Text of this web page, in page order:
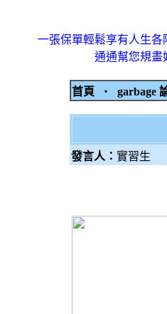
一張保單輕鬆享有人生各
通通幫您規畫
首頁 ‧ garbage
發言人： 實習生